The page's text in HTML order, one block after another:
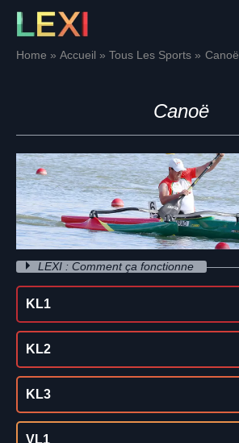
Skip
contentHome Accueil Tous Les Sports Canoë
Canoë
LEXI : Comment ça fonctionne
KL1
KL2
KL3
VL1